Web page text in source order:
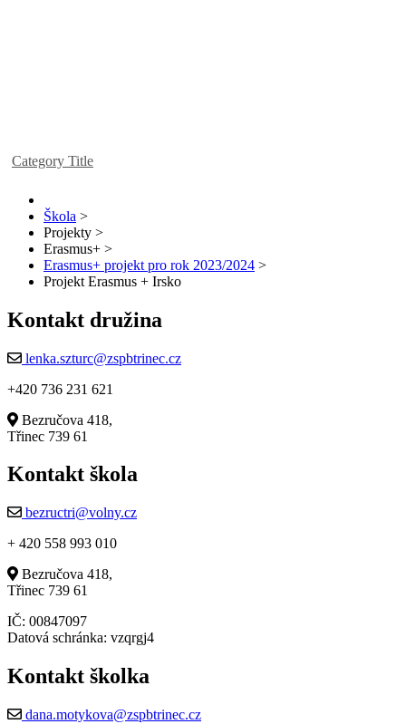
Category Title
Škola >
Projekty >
Erasmus+ >
Erasmus+ projekt pro rok 2023/2024 >
Projekt Erasmus + Irsko
Kontakt družina
lenka.szturc@zspbtrinec.cz
+420 736 231 621
Bezručova 418,
Třinec 739 61
Kontakt škola
bezructri@volny.cz
+ 420 558 993 010
Bezručova 418,
Třinec 739 61
IČ: 00847097
Datová schránka: vzqrgj4
Kontakt školka
dana.motykova@zspbtrinec.cz